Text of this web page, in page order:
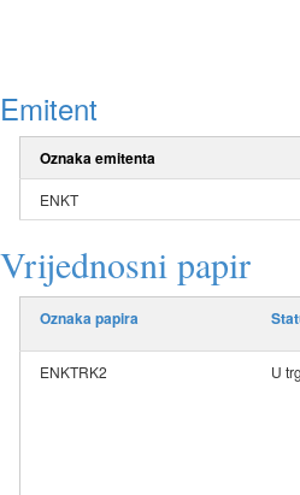
Emitent
Oznaka emitenta
ENKT
Vrijednosni papir
Oznaka papira
ENKTRK2 U